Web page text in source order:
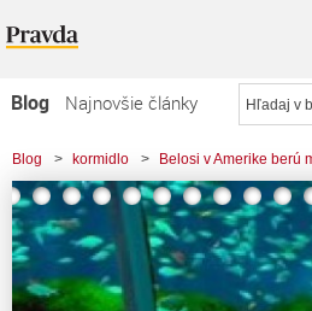
Blog
Najnovšie články
Najčítanejšie články
Najkomentovanejšie články
Zoznam blogov
Komerčné blogy
Blog > kormidlo > Belosi v Amerike berú